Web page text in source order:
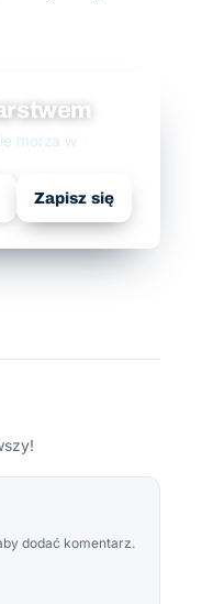
morza w
Zapisz się
dodać komentarz.